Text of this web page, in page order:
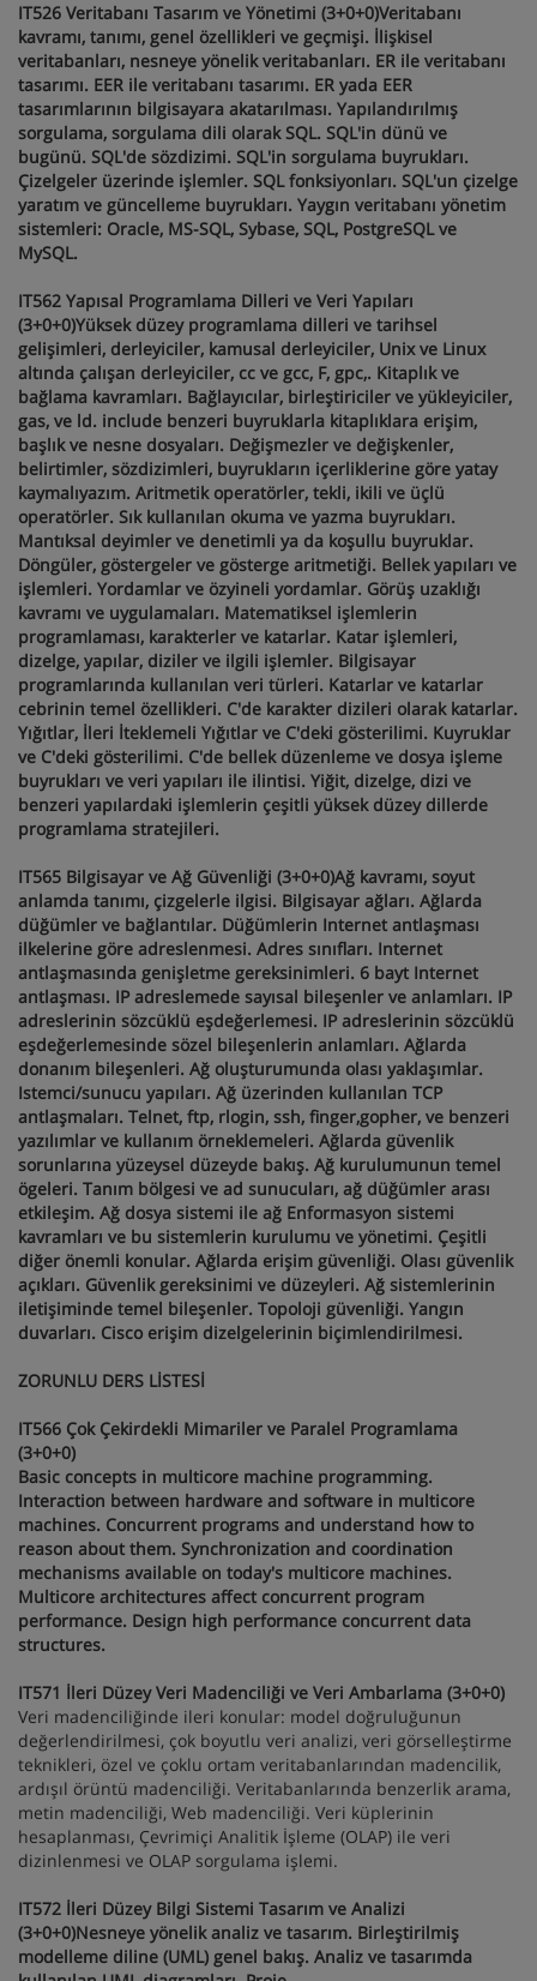
IT526 Veritabanı Tasarım ve Yönetimi (3+0+0)Veritabanı
kavramı, tanımı, genel özellikleri ve geçmişi. İlişkisel
veritabanları, nesneye yönelik veritabanları. ER ile veritabanı
tasarımı. EER ile veritabanı tasarımı. ER yada EER
tasarımlarının bilgisayara akatarılması. Yapılandırılmış
sorgulama, sorgulama dili olarak SQL. SQL'in dünü ve
bugünü. SQL'de sözdizimi. SQL'in sorgulama buyrukları.
Çizelgeler üzerinde işlemler. SQL fonksiyonları. SQL'un çizelge
yaratım ve güncelleme buyrukları. Yaygın veritabanı yönetim
sistemleri: Oracle, MS-SQL, Sybase, SQL, PostgreSQL ve
MySQL.
IT562 Yapısal Programlama Dilleri ve Veri Yapıları
(3+0+0)Yüksek düzey programlama dilleri ve tarihsel
gelişimleri, derleyiciler, kamusal derleyiciler, Unix ve Linux
altında çalışan derleyiciler, cc ve gcc, F, gpc,. Kitaplık ve
bağlama kavramları. Bağlayıcılar, birleştiriciler ve yükleyiciler,
gas, ve ld. include benzeri buyruklarla kitaplıklara erişim,
başlık ve nesne dosyaları. Değişmezler ve değişkenler,
belirtimler, sözdizimleri, buyrukların içerliklerine göre yatay
kaymalıyazım. Aritmetik operatörler, tekli, ikili ve üçlü
operatörler. Sık kullanılan okuma ve yazma buyrukları.
Mantıksal deyimler ve denetimli ya da koşullu buyruklar.
Döngüler, göstergeler ve gösterge aritmetiği. Bellek yapıları ve
işlemleri. Yordamlar ve özyineli yordamlar. Görüş uzaklığı
kavramı ve uygulamaları. Matematiksel işlemlerin
programlaması, karakterler ve katarlar. Katar işlemleri,
dizelge, yapılar, diziler ve ilgili işlemler. Bilgisayar
programlarında kullanılan veri türleri. Katarlar ve katarlar
cebrinin temel özellikleri. C'de karakter dizileri olarak katarlar.
Yığıtlar, İleri İteklemeli Yığıtlar ve C'deki gösterilimi. Kuyruklar
ve C'deki gösterilimi. C'de bellek düzenleme ve dosya işleme
buyrukları ve veri yapıları ile ilintisi. Yiğit, dizelge, dizi ve
benzeri yapılardaki işlemlerin çeşitli yüksek düzey dillerde
programlama stratejileri.
IT565 Bilgisayar ve Ağ Güvenliği (3+0+0)Ağ kavramı, soyut
anlamda tanımı, çizgelerle ilgisi. Bilgisayar ağları. Ağlarda
düğümler ve bağlantılar. Düğümlerin Internet antlaşması
ilkelerine göre adreslenmesi. Adres sınıfları. Internet
antlaşmasında genişletme gereksinimleri. 6 bayt Internet
antlaşması. IP adreslemede sayısal bileşenler ve anlamları. IP
adreslerinin sözcüklü eşdeğerlemesi. IP adreslerinin sözcüklü
eşdeğerlemesinde sözel bileşenlerin anlamları. Ağlarda
donanım bileşenleri. Ağ oluşturumunda olası yaklaşımlar.
Istemci/sunucu yapıları. Ağ üzerinden kullanılan TCP
antlaşmaları. Telnet, ftp, rlogin, ssh, finger,gopher, ve benzeri
yazılımlar ve kullanım örneklemeleri. Ağlarda güvenlik
sorunlarına yüzeysel düzeyde bakış. Ağ kurulumunun temel
ögeleri. Tanım bölgesi ve ad sunucuları, ağ düğümler arası
etkileşim. Ağ dosya sistemi ile ağ Enformasyon sistemi
kavramları ve bu sistemlerin kurulumu ve yönetimi. Çeşitli
diğer önemli konular. Ağlarda erişim güvenliği. Olası güvenlik
açıkları. Güvenlik gereksinimi ve düzeyleri. Ağ sistemlerinin
iletişiminde temel bileşenler. Topoloji güvenliği. Yangın
duvarları. Cisco erişim dizelgelerinin biçimlendirilmesi.
ZORUNLU DERS LİSTESİ
IT566 Çok Çekirdekli Mimariler ve Paralel Programlama
(3+0+0)
Basic concepts in multicore machine programming.
Interaction between hardware and software in multicore
machines. Concurrent programs and understand how to
reason about them. Synchronization and coordination
mechanisms available on today's multicore machines.
Multicore architectures affect concurrent program
performance. Design high performance concurrent data
structures.
IT571 İleri Düzey Veri Madenciliği ve Veri Ambarlama (3+0+0)
Veri madenciliğinde ileri konular: model doğruluğunun
değerlendirilmesi, çok boyutlu veri analizi, veri görselleştirme
teknikleri, özel ve çoklu ortam veritabanlarından madencilik,
ardışıl örüntü madenciliği. Veritabanlarında benzerlik arama,
metin madenciliği, Web madenciliği. Veri küplerinin
hesaplanması, Çevrimiçi Analitik İşleme (OLAP) ile veri
dizinlenmesi ve OLAP sorgulama işlemi.
IT572 İleri Düzey Bilgi Sistemi Tasarım ve Analizi
(3+0+0)Nesneye yönelik analiz ve tasarım. Birleştirilmiş
modelleme diline (UML) genel bakış. Analiz ve tasarımda